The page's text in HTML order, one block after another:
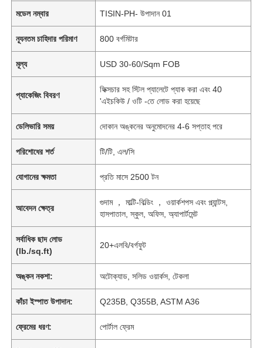
মডেল নম্বার TISIN-PH- উপাদান 01
ন্যূনতম চাহিদার পরিমাণ 800 বর্গমিটার
মূল্য USD 30-60/Sqm FOB
প্যাকেজিং বিবরণ
ফিক্সচার সহ স্টিল প্যালেটে প্যাক করা এবং 40
'এইচকিউ / ওটি -তে লোড করা হয়েছে
ডেলিভারি সময় দোকান অঙ্কনের অনুমোদনের 4-6 সপ্তাহ পরে
পরিশোধের শর্ত টি/টি, এল/সি
যোগানের ক্ষমতা প্রতি মাসে 2500 টন
আবেদন ক্ষেত্র
গুদাম ， মাল্টি-বিল্ডিং ， ওয়ার্কশপস এবং প্ল্যান্টস,
হাসপাতাল, স্কুল, অফিস, অ্যাপার্টমেন্ট
সর্বাধিক ছাদ লোড
(lb./sq.ft)
20+এলবি/বর্গফুট
অঙ্কন নকশা: অটোক্যাড, সলিড ওয়ার্কস, টেকলা
কাঁচা ইস্পাত উপাদান: Q235B, Q355B, ASTM A36
ফ্রেমের ধরণ: পোর্টাল ফ্রেম